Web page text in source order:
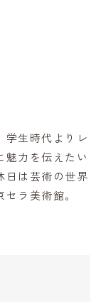
学生時代よりレ
魅力を伝えたい
日は芸術の世界
ラ美術館。